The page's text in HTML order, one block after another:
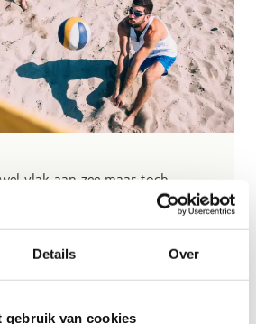
Details Over
gebruik van cookies
vlak aan zee maar toch
eigen beachterrein op ons
worden voor allerlei sporten
beachsoccer, beachhandbal,